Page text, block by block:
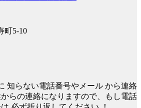
町5-10
知らない電話番号やメール から連絡
らの連絡になりますので、もし電話